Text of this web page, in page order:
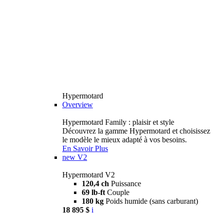
Hypermotard
Overview
Hypermotard Family : plaisir et style
Découvrez la gamme Hypermotard et choisissez
le modèle le mieux adapté à vos besoins.
En Savoir Plus
new V2
Hypermotard V2
120,4 ch Puissance
69 lb-ft Couple
180 kg Poids humide (sans carburant)
18 895 $ i